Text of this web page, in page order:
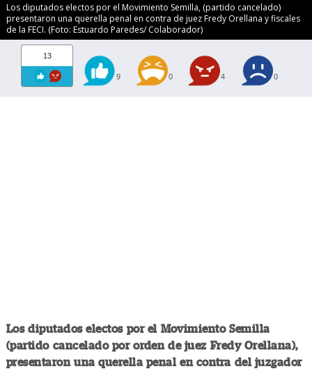
Los diputados electos por el Movimiento Semilla, (partido cancelado)
presentaron una querella penal en contra de juez Fredy Orellana y fiscales
de la FECI. (Foto: Estuardo Paredes/ Colaborador)
13
9 0 4 0
Los diputados electos por el Movimiento Semilla
(partido cancelado por orden de juez Fredy Orellana),
presentaron una querella penal en contra del juzgador